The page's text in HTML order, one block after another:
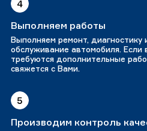
4
Выполняем работы
Выполняем ремонт, диагностику
обслуживание автомобиля. Если
требуются дополнительные
свяжется с Вами.
5
Производим контроль